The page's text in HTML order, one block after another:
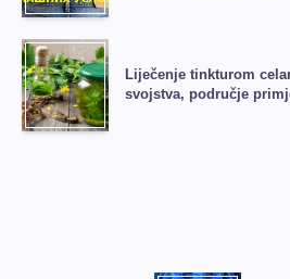
Liječenje tinkturom
svojstva, područje